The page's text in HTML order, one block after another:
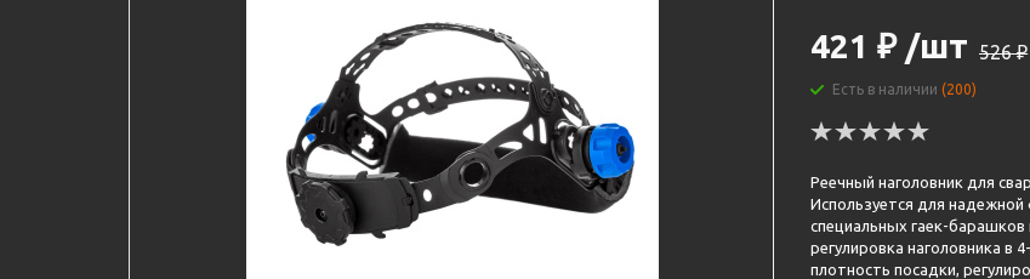
421 ₽ /шт 526₽
Есть в наличии(200)
Реечный наголовник для
Используется для
специальных гаек-барашков
регулировка наголовника в
плотность посадки,